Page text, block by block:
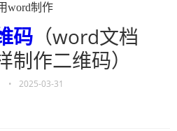
word制作
码 （word文档
制作二维码）
• 2025-03-31